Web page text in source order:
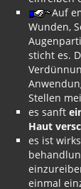
Auf
Wunden,
sticht es.
Stellen
es sanft
Haut
es ist
einmal